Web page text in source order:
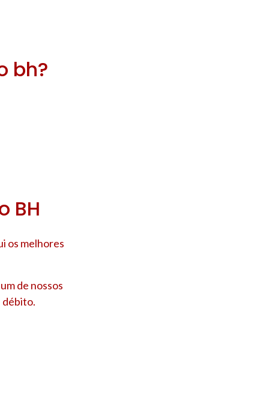
bh?
BH
os melhores
de nossos
débito.